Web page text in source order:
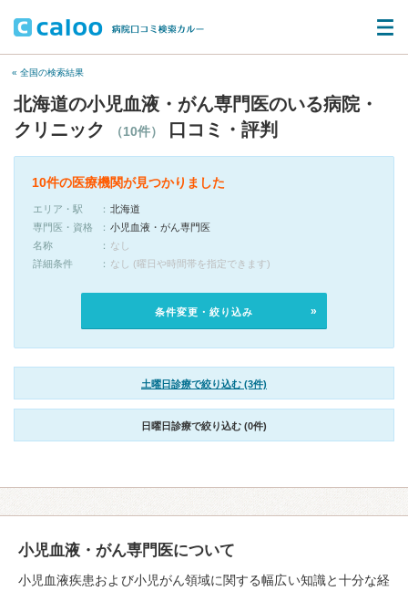
« 全国の検索結果
北海道の小児血液・がん専門医のいる病院・
クリニック
（10件） 口コミ・評判
10件の医療機関が見つかりました
エリア・駅
北海道
専門医・資格
小児血液・がん専門医
名称
なし
詳細条件
なし (曜日や時間帯を指定できます)
条件変更・絞り込み
土曜日診療で絞り込む (3件)
日曜日診療で絞り込む (0件)
小児血液・がん専門医について
小児血液疾患および小児がん領域に関する幅広い知識と十分な経